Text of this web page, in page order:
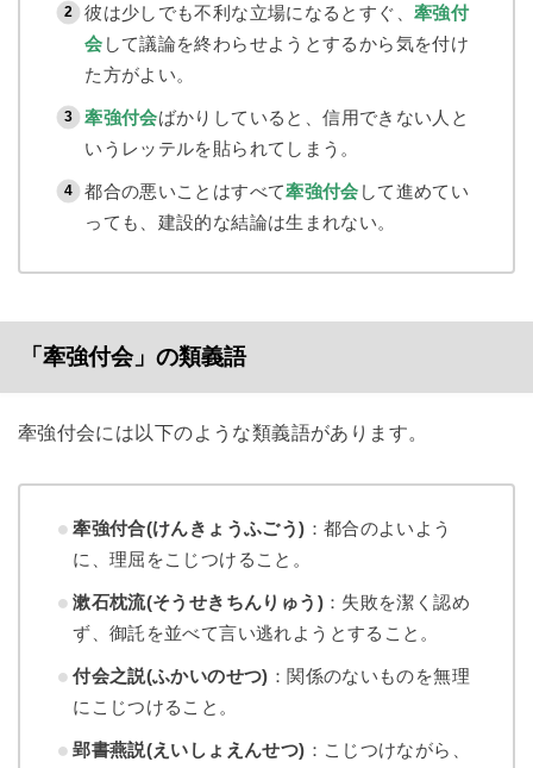
彼は少しでも不利な立場になるとすぐ、牽強付
会 して議論を終わらせようとするから気を付け
た方がよい。
牽強付会ばかりしていると、信用できない人と
いうレッテルを貼られてしまう。
都合の悪いことはすべて牽強付会 して進めてい
っても、建設的な結論は生まれない。
「牽強付会」の類義語
牽強付会には以下のような類義語があります。
牽強付合(けんきょうふごう) ：都合のよいよう
に、理屈をこじつけること。
漱石枕流(そうせきちんりゅう)：失敗を潔く認め
ず、御託を並べて言い逃れようとすること。
付会之説(ふかいのせつ) ：関係のないものを無理
にこじつけること。
郢書燕説(えいしょえんせつ) ：こじつけながら、